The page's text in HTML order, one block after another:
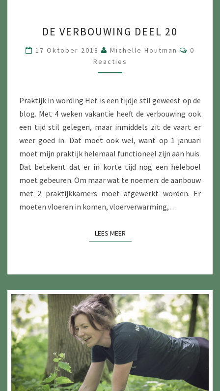
VERBOUWING
DEEL
20
DE VERBOUWING DEEL 20
17 Oktober 2018 Michelle Houtman
0
Reacties
Praktijk in wording Het is een tijdje stil geweest op de
blog. Met 4 weken vakantie heeft de verbouwing ook
een tijd stil gelegen, maar inmiddels zit de vaart er
weer goed in. Dat moet ook wel, want op 1 januari
moet mijn praktijk helemaal functioneel zijn aan huis.
Dat betekent dat er in korte tijd nog een heleboel
moet gebeuren. Om maar wat te noemen: de aanbouw
met 2 praktijkkamers moet afgewerkt worden. Er
moeten vloeren in komen, vloerverwarming,…
LEES MEERLEES MEER